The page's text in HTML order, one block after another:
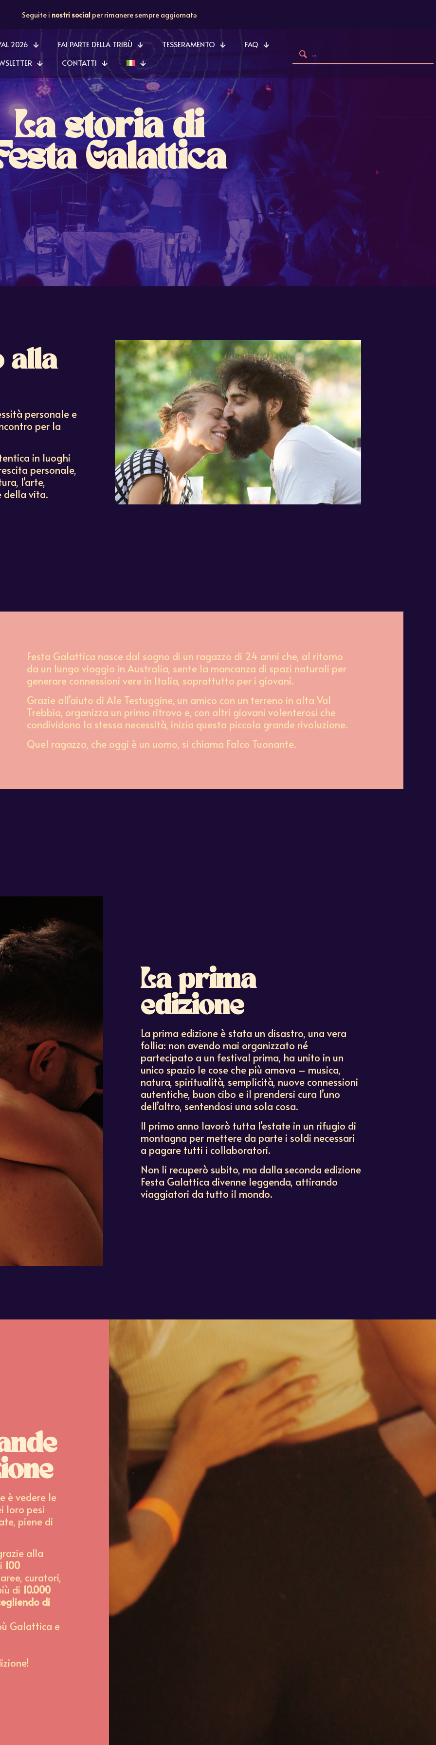
Seguite i nostri socialper rimanere sempre aggiornatə
2026 FAI PARTE DELLA TRIBÙ TESSERAMENTO
FAQ
CONTATTI
La storia di
Galattica
alla
personale e
per la
in luoghi
personale,
l’arte,
della vita.
Festa Galattica nasce dal sogno di un ragazzo di 24 anni che, al ritorno
da un lungo viaggio in Australia, sente la mancanza di spazi naturali per
generare connessioni vere in Italia, soprattutto per i giovani.
Grazie all’aiuto di Ale Testuggine, un amico con un terreno in alta Val
Trebbia, organizza un primo ritrovo e, con altri giovani volenterosi che
condividono la stessa necessità, inizia questa piccola grande rivoluzione.
Quel ragazzo, che oggi è un uomo, si chiama Falco Tuonante.
La prima
edizione
La prima edizione è stata un disastro, una vera
follia: non avendo mai organizzato né
partecipato a un festival prima, ha unito in un
unico spazio le cose che più amava – musica,
natura, spiritualità, semplicità, nuove connessioni
autentiche, buon cibo e il prendersi cura l’uno
dell’altro, sentendosi una sola cosa.
Il primo anno lavorò tutta l’estate in un rifugio di
montagna per mettere da parte i soldi necessari
a pagare tutti i collaboratori.
Non li recuperò subito, ma dalla seconda edizione
Festa Galattica divenne leggenda, attirando
viaggiatori da tutto il mondo.
è vedere le
loro pesi
piene di
alla
100
curatori,
di 10.000
di
Galattica e